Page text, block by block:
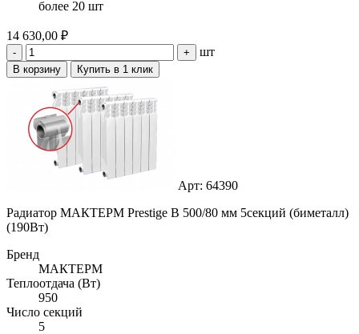
более 20 шт
14 630,00 ₽
- + шт
В корзину Купить в 1 клик
Арт: 64390
Радиатор МАКТЕРМ Prestige B 500/80 мм 5секций (биметалл)
(190Вт)
Бренд
МАКТЕРМ
Теплоотдача (Вт)
950
Число секций
5